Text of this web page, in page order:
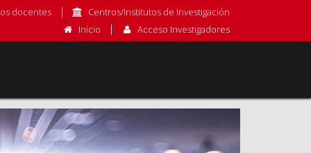
docentes
Centros/Institutos de Investigación
Inicio
Acceso Investigadores